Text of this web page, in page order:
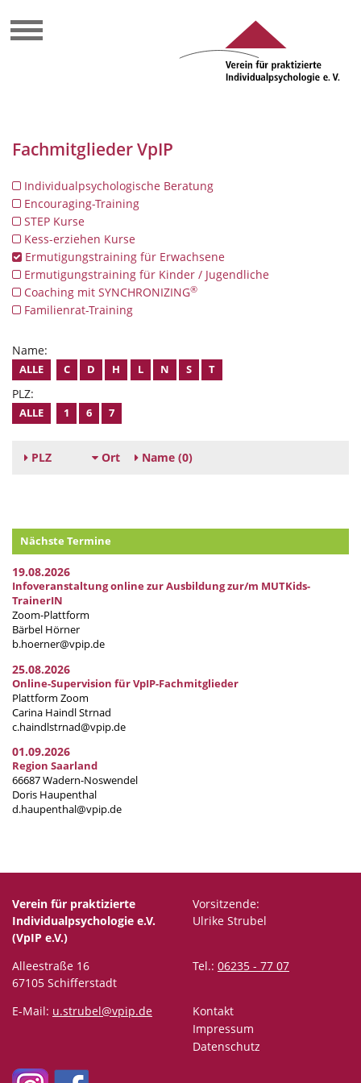
Fachmitglieder VpIP
Individualpsychologische Beratung
Encouraging-Training
STEP Kurse
Kess-erziehen Kurse
Ermutigungstraining für Erwachsene
Ermutigungstraining für Kinder / Jugendliche
Coaching mit SYNCHRONIZING®
Familienrat-Training
Name:
ALLE C D H L N S T
PLZ:
ALLE 1 6 7
PLZ Ort Name (0)
Nächste Termine
19.08.2026
Infoveranstaltung online zur Ausbildung zur/m MUTKids-
TrainerIN
Zoom-Plattform
Bärbel Hörner
b.hoerner@vpip.de
25.08.2026
Online-Supervision für VpIP-Fachmitglieder
Plattform Zoom
Carina Haindl Strnad
c.haindlstrnad@vpip.de
01.09.2026
Region Saarland
66687 Wadern-Noswendel
Doris Haupenthal
d.haupenthal@vpip.de
Verein für praktizierte
Individualpsychologie e.V.
(VpIP e.V.)
Vorsitzende:
Ulrike Strubel
Alleestraße 16
67105 Schifferstadt
Tel.: 06235 - 77 07
E-Mail: u.strubel@vpip.de
Kontakt
Impressum
Datenschutz